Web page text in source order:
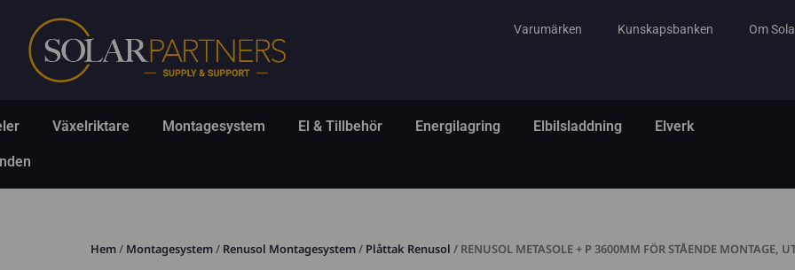
innehåll
Varumärken Kunskapsbanken Om
Öppna Solpaneler
Växelriktare Öppna Växelriktare
Montagesystem Öppna Montagesystem
El & Tillbehör Öppna El & Tillbehör
Energilagring Öppna Energilagring
Elbilsladdning Öppna Elbilsladdning
Elverk
Hem/ Montagesystem/ Renusol Montagesystem/ Plåttak Renusol / RENUSOL METASOLE + P 3600MM FÖR STÅENDE MONTAGE,